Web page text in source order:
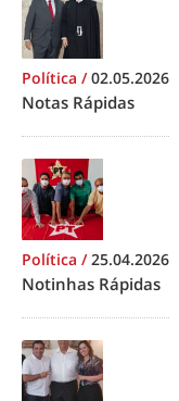
Política /02.05.2026
Notas Rápidas
Política /25.04.2026
Notinhas Rápidas